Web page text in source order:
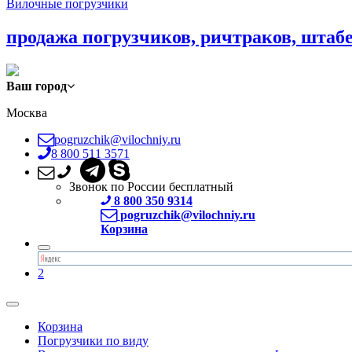
Вилочные погрузчики
продажа погрузчиков, ричтраков,
Ваш город
Москва
pogruzchik@vilochniy.ru
8 800 511 3571
Звонок по России бесплатный
8 800 350 9314
pogruzchik@vilochniy.ru
Корзина
2
Корзина
Погрузчики по виду